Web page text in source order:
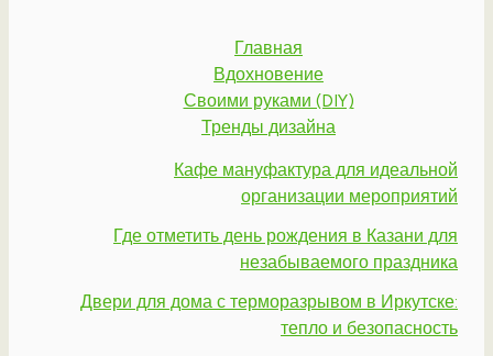
Главная
Вдохновение
Своими руками (DIY)
Тренды дизайна
Кафе мануфактура для идеальной
организации мероприятий
Где отметить день рождения в Казани для
незабываемого праздника
Двери для дома с терморазрывом в Иркутске:
тепло и безопасность